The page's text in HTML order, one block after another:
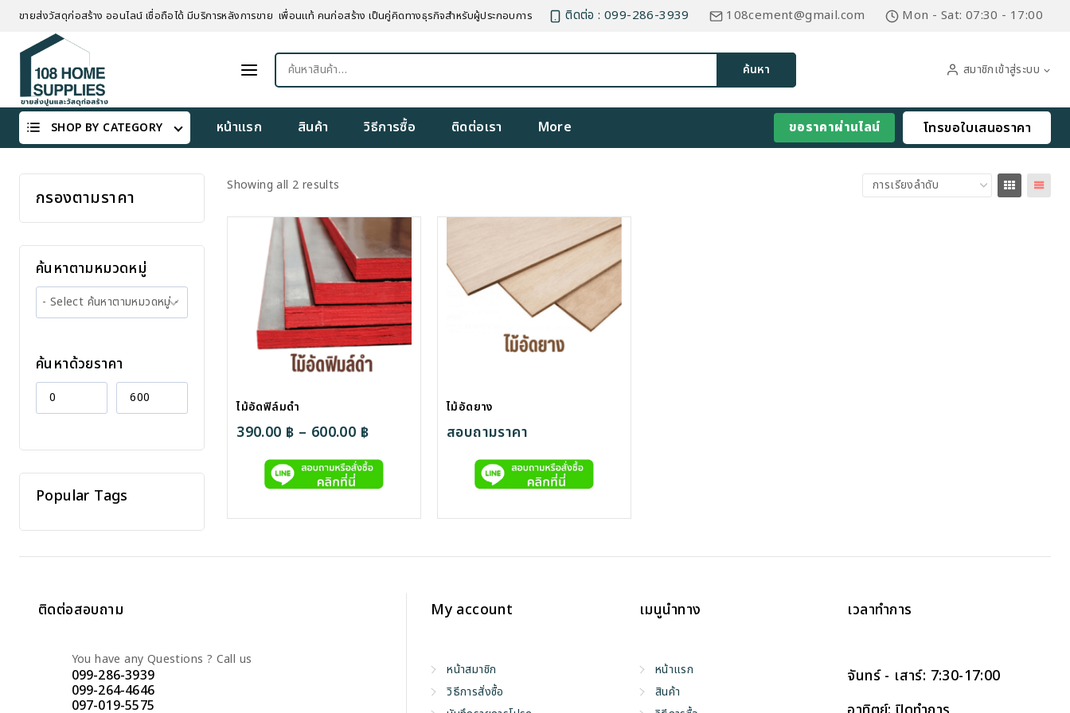
content
ขายส่งวัสดุก่อสร้าง ออนไลน์ เชื่อถือได้ มีบริการหลังการขาย เพื่อนแท้ คนก่อสร้าง เป็นคู่คิดทางธุรกิจสำหรับผู้ประกอบการ ติดต่อ : 099-286-3939 108cement@gmail.com Mon - Sat: 07:30 - 17:00
ค้นหา:
ค้นหา สมาชิกเข้าสู่ระบบ
SHOP BY CATEGORY หน้าแรก สินค้า วิธีการซื้อ ติดต่อเรา More ขอราคาผ่านไลน์ โทรขอใบเสนอราคา
Showing all 2 results
ไม้อัดฟิล์มดำ
390.00 ฿ – 600.00 ฿Price
range:
390.00 ฿
600.00 ฿
ไม้อัดยาง
สอบถามราคา
กรองตามราคา
ค้นหาตามหมวดหมู่
ค้นหาด้วยราคา
Popular Tags
ติดต่อสอบถาม
You have any Questions ? Call us
099-286-3939
099-264-4646
097-019-5575
My account
หน้าสมาชิก
วิธีการสั่งซื้อ
เมนูนำทาง
หน้าแรก
สินค้า
เวลาทำการ
จันทร์ - เสาร์: 7:30-17:00